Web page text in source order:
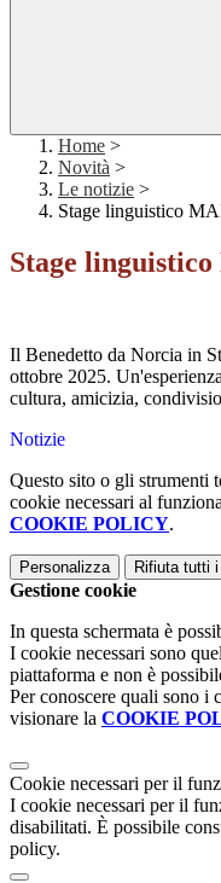
Home >
Novità >
Le notizie >
Stage linguistico
Stage
Il Benedetto da Norcia in
ottobre 2025.
cultura, amicizia,
Notizie
Questo sito o gli strumenti
cookie necessari al
COOKIE POLICY.
Personalizza Rifiuta tutti i
Gestione cookie
In questa schermata è
I cookie necessari sono
piattaforma e non è
Per conoscere quali sono i
visionare la COOKIE
Cookie necessari per il
I cookie necessari per il
disabilitati. È possibile
policy.